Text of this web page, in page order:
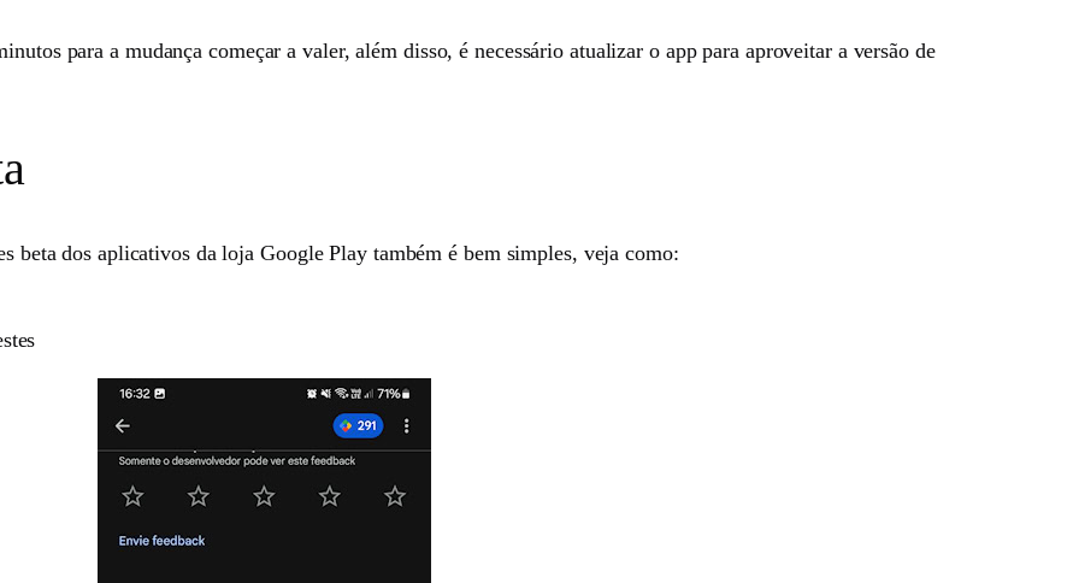
para a mudança começar a valer, além disso, é necessário atualizar o app para aproveitar a versão de
beta dos aplicativos da loja Google Play também é bem simples, veja como: